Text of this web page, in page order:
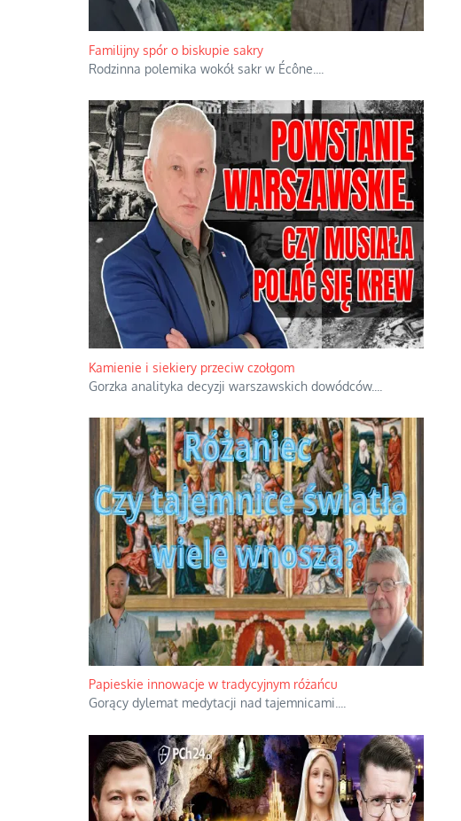
Familijny spór o biskupie sakry
Rodzinna polemika wokół sakr w Écône.
Kamienie i siekiery przeciw czołgom
Gorzka analityka decyzji warszawskich dowódców.
Papieskie innowacje w tradycyjnym różańcu
Gorący dylemat medytacji nad tajemnicami.